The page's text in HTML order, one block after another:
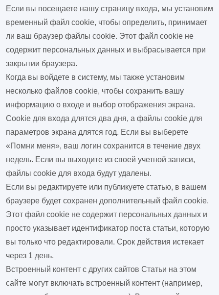
Если вы посещаете нашу страницу входа, мы установим
временный файл cookie, чтобы определить, принимает
ли ваш браузер файлы cookie. Этот файл cookie не
содержит персональных данных и выбрасывается при
закрытии браузера.
Когда вы войдете в систему, мы также установим
несколько файлов cookie, чтобы сохранить вашу
информацию о входе и выбор отображения экрана.
Cookie для входа длятся два дня, а файлы cookie для
параметров экрана длятся год. Если вы выберете
«Помни меня», ваш логин сохранится в течение двух
недель. Если вы выходите из своей учетной записи,
файлы cookie для входа будут удалены.
Если вы редактируете или публикуете статью, в вашем
браузере будет сохранен дополнительный файл cookie.
Этот файл cookie не содержит персональных данных и
просто указывает идентификатор поста статьи, которую
вы только что редактировали. Срок действия истекает
через 1 день.
Встроенный контент с других сайтов Статьи на этом
сайте могут включать встроенный контент (например,